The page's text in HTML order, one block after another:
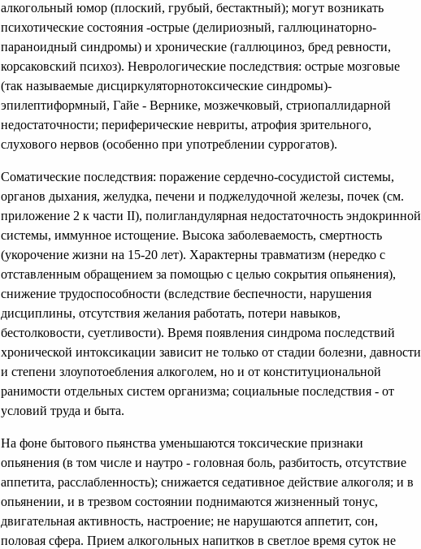
алкогольный юмор (плоский, грубый, бестактный); могут возникать
психотические состояния -острые (делириозный, галлюцинаторно-
параноидный синдромы) и хронические (галлюциноз, бред ревности,
корсаковский психоз). Неврологические последствия: острые мозговые
(так называемые дисциркуляторнотоксические синдромы)-
эпилептиформный, Гайе - Вернике, мозжечковый, стриопаллидарной
недостаточности; периферические невриты, атрофия зрительного,
слухового нервов (особенно при употреблении суррогатов).
Соматические последствия: поражение сердечно-сосудистой системы,
органов дыхания, желудка, печени и поджелудочной железы, почек (см.
приложение 2 к части II), полигландулярная недостаточность эндокринной
системы, иммунное истощение. Высока заболеваемость, смертность
(укорочение жизни на 15-20 лет). Характерны травматизм (нередко с
отставленным обращением за помощью с целью сокрытия опьянения),
снижение трудоспособности (вследствие беспечности, нарушения
дисциплины, отсутствия желания работать, потери навыков,
бестолковости, суетливости). Время появления синдрома последствий
хронической интоксикации зависит не только от стадии болезни, давности
и степени злоупотоебления алкоголем, но и от конституциональной
ранимости отдельных систем организма; социальные последствия - от
условий труда и быта.
На фоне бытового пьянства уменьшаются токсические признаки
опьянения (в том числе и наутро - головная боль, разбитость, отсутствие
аппетита, расслабленность); снижается седативное действие алкоголя; и в
опьянении, и в трезвом состоянии поднимаются жизненный тонус,
двигательная активность, настроение; не нарушаются аппетит, сон,
половая сфера. Прием алкогольных напитков в светлое время суток не